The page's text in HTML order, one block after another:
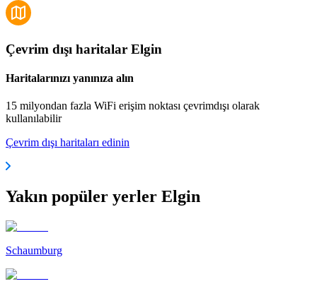
Çevrim dışı haritalar Elgin
Haritalarınızı yanınıza alın
15 milyondan fazla WiFi erişim noktası çevrimdışı olarak
kullanılabilir
Çevrim dışı haritaları edinin
Yakın popüler yerler Elgin
Schaumburg